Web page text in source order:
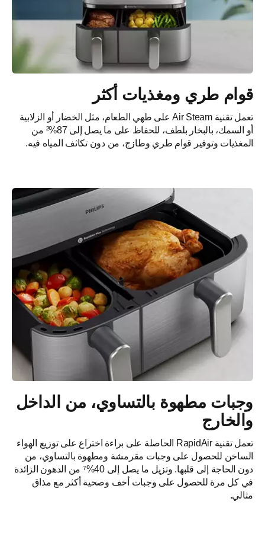
قوام طري ومغذيات أكثر
تعمل تقنية Air Steam على طهي الطعام، مثل الخضار أو الزلابية
أو السمك، بالبخار بلطف، للحفاظ على ما يصل إلى 87%² من
المغذيات وتوفير قوام طري وطازج، من دون تكاثف المياه فيه.
وجبات مطهوة بالتساوي، من الداخل
والخارج
تعمل تقنية RapidAir الحاصلة على براءة اختراع على توزيع الهواء
الساخن للحصول على وجبات مقرمشة ومطهوة بالتساوي، من
دون الحاجة إلى قلبها. وتزيل ما يصل إلى 40%⁷ من الدهون الزائدة
في كل مرة للحصول على وجبات أخف وصحية أكثر مع مذاق
مثالي.